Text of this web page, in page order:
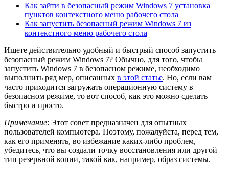
Как зайти в безопасный режим Windows 7 установка
пунктов контекстного меню рабочего стола
Как запустить безопасный режим Windows 7 из
контекстного меню рабочего стола
Ищете действительно удобный и быстрый способ запустить
безопасный режим Windows 7? Обычно, для того, чтобы
запустить Windows 7 в безопасном режиме, необходимо
выполнить ряд мер, описанных в этой статье. Но, если вам
часто приходится загружать операционную систему в
безопасном режиме, то вот способ, как это можно сделать
быстро и просто.
Примечание: Этот совет предназначен для опытных
пользователей компьютера. Поэтому, пожалуйста, перед тем,
как его применять, во избежание каких-либо проблем,
убедитесь, что вы создали точку восстановления или другой
тип резервной копии, такой как, например, образ системы.